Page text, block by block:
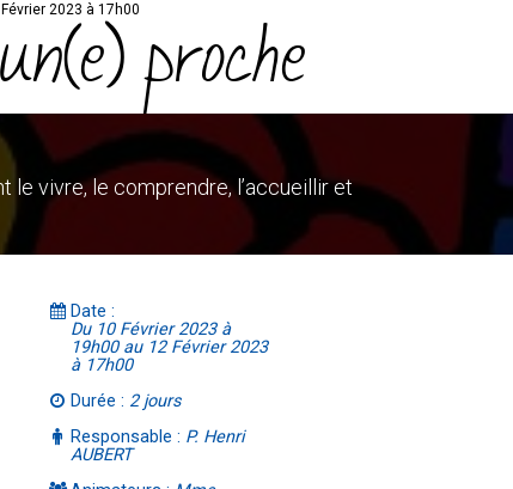
2023 à 17h00
proche
le vivre, le comprendre, l’accueillir et
Date :
Du 10 Février 2023 à
19h00 au 12 Février 2023
à 17h00
Durée : 2 jours
Responsable : P. Henri
AUBERT